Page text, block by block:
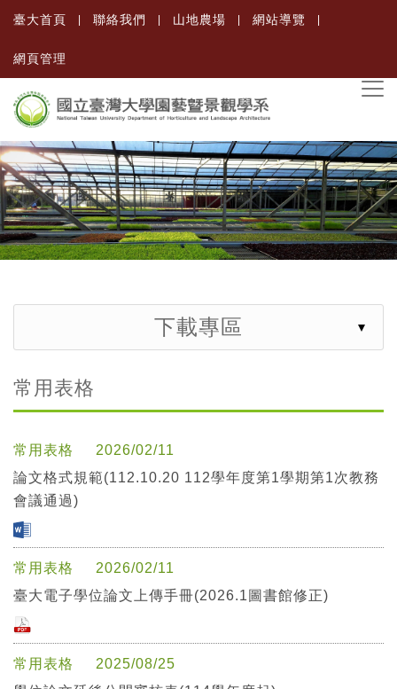
臺大首頁 聯絡我們 山地農場 網站導覽
網頁管理
下載專區
常用表格
常用表格
2026/02/11
論文格式規範(112.10.20 112學年度第1學期第1次教務
會議通過)
常用表格
2026/02/11
臺大電子學位論文上傳手冊(2026.1圖書館修正)
常用表格
2025/08/25